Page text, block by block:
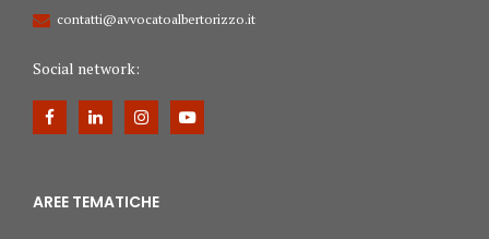
contatti@avvocatoalbertorizzo.it
Social network:
AREE TEMATICHE